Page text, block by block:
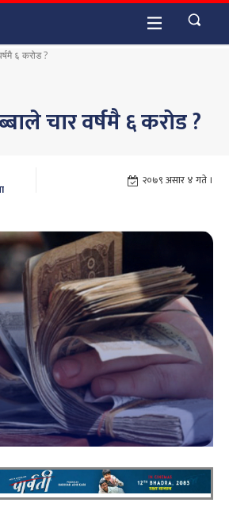
६ करोड ?
चार वर्षमै ६ करोड ?
२०७९ असार ४ गते ।